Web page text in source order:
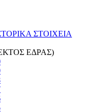
ΣΤΟΙΧΕΙΑ
ΕΔΡΑΣ)